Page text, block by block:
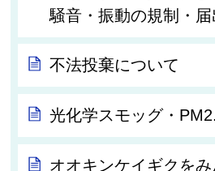
騒音・振動の規制・
不法投棄について
光化学スモッグ・
オオキンケイギクを